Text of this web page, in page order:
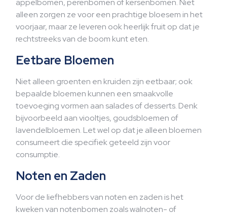
appelbomen, perenbomen of kersenbomen. Niet
alleen zorgen ze voor een prachtige bloesem in het
voorjaar, maar ze leveren ook heerlijk fruit op dat je
rechtstreeks van de boom kunt eten.
Eetbare Bloemen
Niet alleen groenten en kruiden zijn eetbaar; ook
bepaalde bloemen kunnen een smaakvolle
toevoeging vormen aan salades of desserts. Denk
bijvoorbeeld aan viooltjes, goudsbloemen of
lavendelbloemen. Let wel op dat je alleen bloemen
consumeert die specifiek geteeld zijn voor
consumptie.
Noten en Zaden
Voor de liefhebbers van noten en zaden is het
kweken van notenbomen zoals walnoten- of